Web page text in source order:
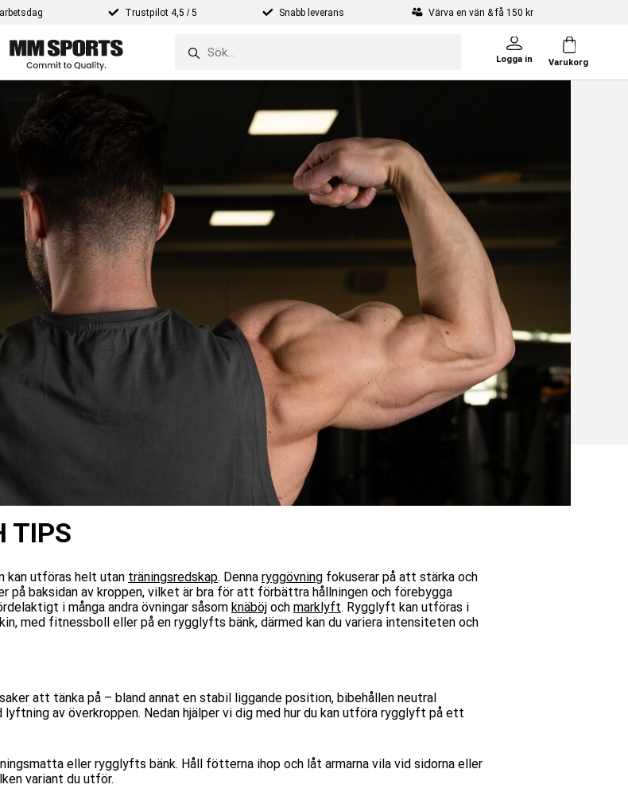
Trustpilot 4,5 / 5 Snabb leverans Värva en vän & få 150 kr
Logga in Varukorg
TIPS
kan utföras helt utan träningsredskap. Denna ryggövning fokuserar på att stärka och
på baksidan av kroppen, vilket är bra för att förbättra hållningen och förebygga
i många andra övningar såsom knäböj och marklyft. Rygglyft kan utföras i
med fitnessboll eller på en rygglyfts bänk, därmed kan du variera intensiteten och
att tänka på – bland annat en stabil liggande position, bibehållen neutral
av överkroppen. Nedan hjälper vi dig med hur du kan utföra rygglyft på ett
eller rygglyfts bänk. Håll fötterna ihop och låt armarna vila vid sidorna eller
variant du utför.